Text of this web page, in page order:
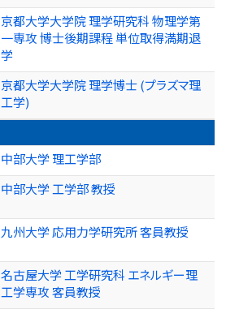
京都大学大学院 理学研究科 物理学第
一専攻 博士後期課程 単位取得満期退
学
京都大学大学院 理学博士 (プラズマ理
工学)
中部大学 理工学部
中部大学 工学部 教授
九州大学 応用力学研究所 客員教授
名古屋大学 工学研究科 エネルギー理
工学専攻 客員教授